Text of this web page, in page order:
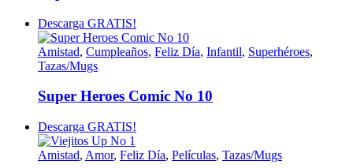
Descarga GRATIS!
Amistad, Cumpleaños, Feliz Día, Infantil, Superhéroes,
Tazas/Mugs
Super Heroes Comic No 10
Descarga GRATIS!
Amistad, Amor, Feliz Día, Películas, Tazas/Mugs